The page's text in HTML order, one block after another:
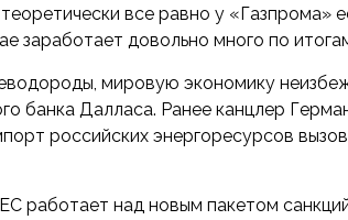
все равно у «Газпрома»
заработает довольно много по
мировую экономику
банка Далласа. Ранее канцлер
российских энергоресурсов
работает над новым пакетом